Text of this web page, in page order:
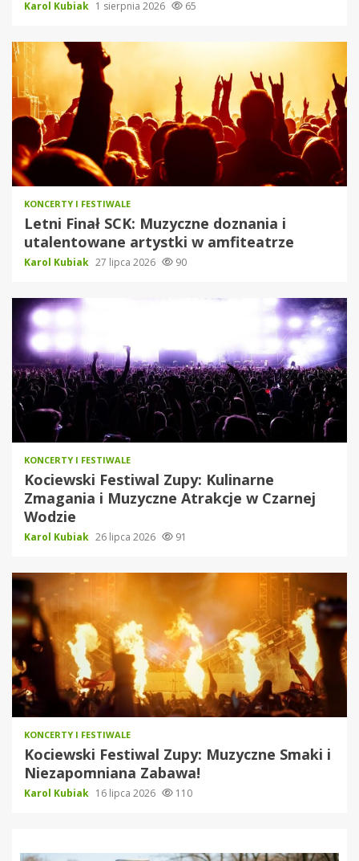
Karol Kubiak 1 sierpnia 2026 65
KONCERTY I FESTIWALE
Letni Finał SCK: Muzyczne doznania i
utalentowane artystki w amfiteatrze
Karol Kubiak 27 lipca 2026 90
KONCERTY I FESTIWALE
Kociewski Festiwal Zupy: Kulinarne
Zmagania i Muzyczne Atrakcje w Czarnej
Wodzie
Karol Kubiak 26 lipca 2026 91
KONCERTY I FESTIWALE
Kociewski Festiwal Zupy: Muzyczne Smaki i
Niezapomniana Zabawa!
Karol Kubiak 16 lipca 2026 110